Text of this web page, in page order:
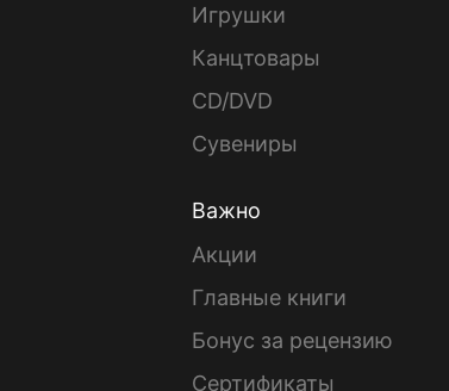
Игрушки
Канцтовары
CD/DVD
Сувениры
Важно
Акции
Главные книги
Бонус за рецензию
Сертификаты